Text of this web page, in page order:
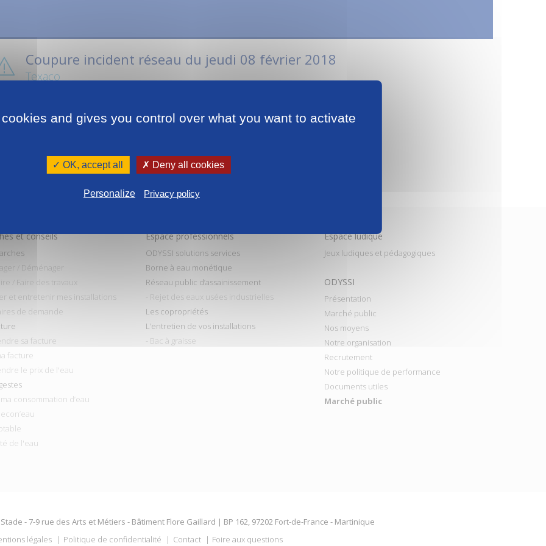
Coupure incident réseau du jeudi 08 février 2018
Texaco
8 février 2018 : alimentation en eau interrompue jusqu'à 14h30 dans les quartiers suivants :
prie ses abonnés de bien vouloir l'excuser de la gêne occasionnée.
et conseils
/ Déménager
/ Faire des travaux
et entretenir mes installations
de demande
sa facture
facture
le prix de l'eau
consommation d’eau
de l'eau
Espace professionnels
ODYSSI solutions services
Borne à eau monétique
Réseau public d’assainissement
- Rejet des eaux usées industrielles
Les copropriétés
L’entretien de vos installations
- Bac à graisse
Espace ludique
Jeux ludiques et pédagogiques
ODYSSI
Présentation
Marché public
Nos moyens
Notre organisation
Recrutement
Notre politique de performance
Documents utiles
Marché public
- 7-9 rue des Arts et Métiers - Bâtiment Flore Gaillard | BP 162, 97202 Fort-de-France - Martinique
légales
Politique de confidentialité Contact Foire aux questions
and gives you control over what you want to activate
✓ OK, accept all ✗ Deny all cookies
Personalize Privacy policy